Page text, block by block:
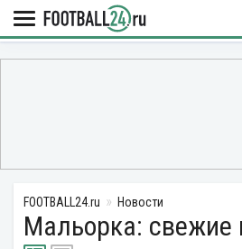
FOOTBALL24.ru Новости
Мальорка: свежие